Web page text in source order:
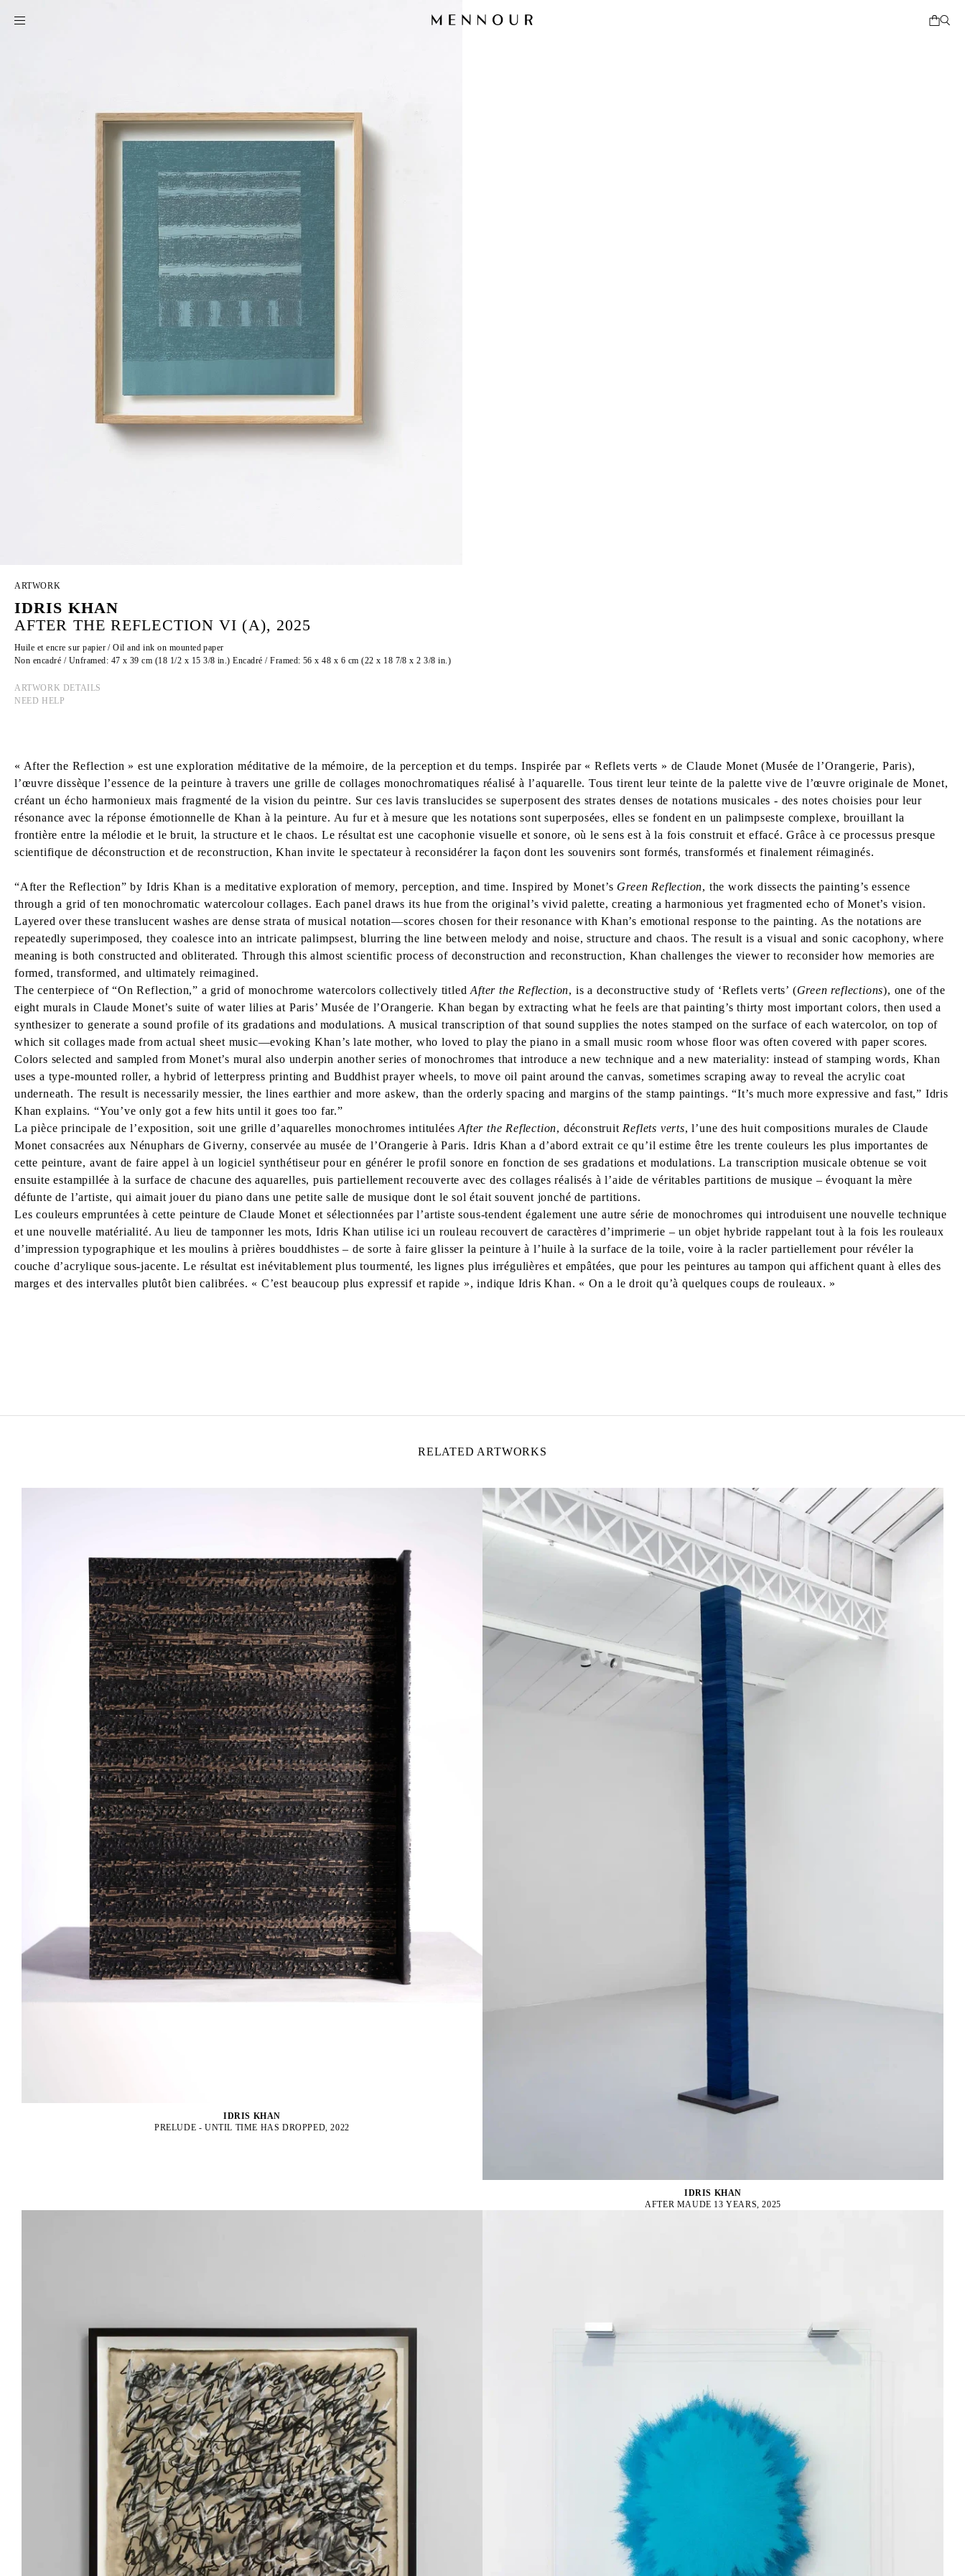
ARTWORK
IDRIS KHAN
AFTER THE REFLECTION VI (A), 2025
Huile et encre sur papier / Oil and ink on mounted paper
Non encadré / Unframed: 47 x 39 cm (18 1/2 x 15 3/8 in.) Encadré / Framed: 56 x 48 x 6 cm (22 x 18 7/8 x 2 3/8 in.)
ARTWORK DETAILS
NEED HELP
« After the Reflection » est une exploration méditative de la mémoire, de la perception et du temps. Inspirée par « Reflets verts » de Claude Monet (Musée de l’Orangerie, Paris),
l’œuvre dissèque l’essence de la peinture à travers une grille de collages monochromatiques réalisé à l’aquarelle. Tous tirent leur teinte de la palette vive de l’œuvre originale de Monet,
créant un écho harmonieux mais fragmenté de la vision du peintre. Sur ces lavis translucides se superposent des strates denses de notations musicales - des notes choisies pour leur
résonance avec la réponse émotionnelle de Khan à la peinture. Au fur et à mesure que les notations sont superposées, elles se fondent en un palimpseste complexe, brouillant la
frontière entre la mélodie et le bruit, la structure et le chaos. Le résultat est une cacophonie visuelle et sonore, où le sens est à la fois construit et effacé. Grâce à ce processus presque
scientifique de déconstruction et de reconstruction, Khan invite le spectateur à reconsidérer la façon dont les souvenirs sont formés, transformés et finalement réimaginés.
“After the Reflection” by Idris Khan is a meditative exploration of memory, perception, and time. Inspired by Monet’s Green Reflection, the work dissects the painting’s essence
through a grid of ten monochromatic watercolour collages. Each panel draws its hue from the original’s vivid palette, creating a harmonious yet fragmented echo of Monet’s vision.
Layered over these translucent washes are dense strata of musical notation—scores chosen for their resonance with Khan’s emotional response to the painting. As the notations are
repeatedly superimposed, they coalesce into an intricate palimpsest, blurring the line between melody and noise, structure and chaos. The result is a visual and sonic cacophony, where
meaning is both constructed and obliterated. Through this almost scientific process of deconstruction and reconstruction, Khan challenges the viewer to reconsider how memories are
formed, transformed, and ultimately reimagined.
The centerpiece of “On Reflection,” a grid of monochrome watercolors collectively titledAfter the Reflection, is a deconstructive study of ‘Reflets verts’ (Green reflections), one of the
eight murals in Claude Monet’s suite of water lilies at Paris’ Musée de l’Orangerie. Khan began by extracting what he feels are that painting’s thirty most important colors, then used a
synthesizer to generate a sound profile of its gradations and modulations. A musical transcription of that sound supplies the notes stamped on the surface of each watercolor, on top of
which sit collages made from actual sheet music—evoking Khan’s late mother, who loved to play the piano in a small music room whose floor was often covered with paper scores.
Colors selected and sampled from Monet’s mural also underpin another series of monochromes that introduce a new technique and a new materiality: instead of stamping words, Khan
uses a type-mounted roller, a hybrid of letterpress printing and Buddhist prayer wheels, to move oil paint around the canvas, sometimes scraping away to reveal the acrylic coat
underneath. The result is necessarily messier, the lines earthier and more askew, than the orderly spacing and margins of the stamp paintings. “It’s much more expressive and fast,” Idris
Khan explains. “You’ve only got a few hits until it goes too far.”
La pièce principale de l’exposition, soit une grille d’aquarelles monochromes intituléesAfter the Reflection, déconstruit Reflets verts, l’une des huit compositions murales de Claude
Monet consacrées aux Nénuphars de Giverny, conservée au musée de l’Orangerie à Paris. Idris Khan a d’abord extrait ce qu’il estime être les trente couleurs les plus importantes de
cette peinture, avant de faire appel à un logiciel synthétiseur pour en générer le profil sonore en fonction de ses gradations et modulations. La transcription musicale obtenue se voit
ensuite estampillée à la surface de chacune des aquarelles, puis partiellement recouverte avec des collages réalisés à l’aide de véritables partitions de musique – évoquant la mère
défunte de l’artiste, qui aimait jouer du piano dans une petite salle de musique dont le sol était souvent jonché de partitions.
Les couleurs empruntées à cette peinture de Claude Monet et sélectionnées par l’artiste sous-tendent également une autre série de monochromes qui introduisent une nouvelle technique
et une nouvelle matérialité. Au lieu de tamponner les mots, Idris Khan utilise ici un rouleau recouvert de caractères d’imprimerie – un objet hybride rappelant tout à la fois les rouleaux
d’impression typographique et les moulins à prières bouddhistes – de sorte à faire glisser la peinture à l’huile à la surface de la toile, voire à la racler partiellement pour révéler la
couche d’acrylique sous-jacente. Le résultat est inévitablement plus tourmenté, les lignes plus irrégulières et empâtées, que pour les peintures au tampon qui affichent quant à elles des
marges et des intervalles plutôt bien calibrées. « C’est beaucoup plus expressif et rapide », indique Idris Khan. « On a le droit qu’à quelques coups de rouleaux. »
RELATED ARTWORKS
IDRIS KHAN
PRELUDE - UNTIL TIME HAS DROPPED, 2022
IDRIS KHAN
AFTER MAUDE 13 YEARS, 2025